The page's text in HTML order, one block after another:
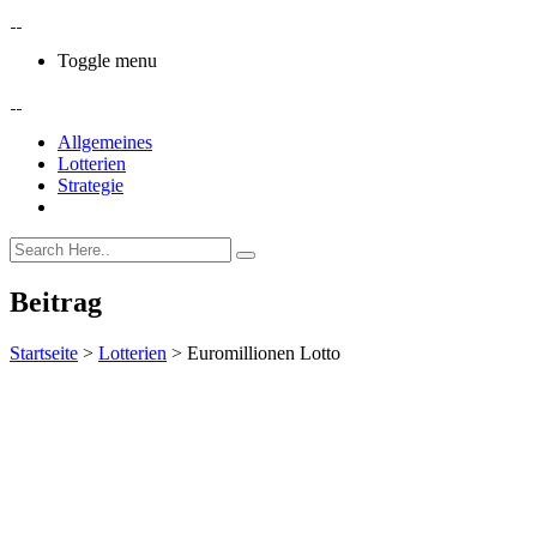
Toggle menu
Allgemeines
Lotterien
Strategie
Beitrag
Startseite > Lotterien > Euromillionen Lotto